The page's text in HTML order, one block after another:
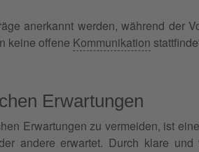
anerkannt werden, während der
keine offene Kommunikation
Erwartungen
Erwartungen zu vermeiden, ist
andere erwartet. Durch klare und